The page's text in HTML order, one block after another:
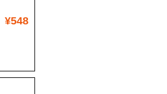
¥548